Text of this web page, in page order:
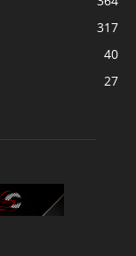
317
40
27